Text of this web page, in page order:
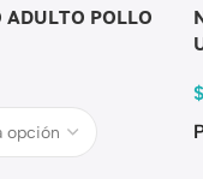
POLLO
$